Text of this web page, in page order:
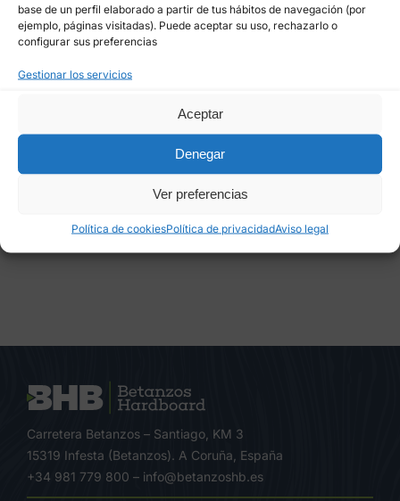
base de un perfil elaborado a partir de tus hábitos de navegación (por
ejemplo, páginas visitadas). Puede aceptar su uso, rechazarlo o
configurar sus preferencias
Gestionar los servicios
Aceptar
Denegar
Ver preferencias
Política de cookiesPolítica de privacidadAviso legal
navegador para la próxima vez que comente.
Carretera Betanzos – Santiago, KM 3
15319 Infesta (Betanzos). A Coruña, España
+34 981 779 800 – info@betanzoshb.es